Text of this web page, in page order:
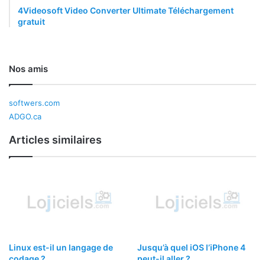
4Videosoft Video Converter Ultimate Téléchargement
gratuit
Nos amis
softwers.com
ADGO.ca
Articles similaires
Linux est-il un langage de
Jusqu’à quel iOS l’iPhone 4